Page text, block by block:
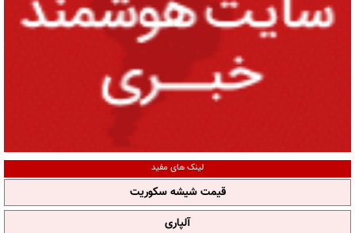
لینک های مفید
قیمت شیشه سکوریت
آلپاری